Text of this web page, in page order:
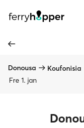
Donousa
Koufonisia
Fre 1. jan